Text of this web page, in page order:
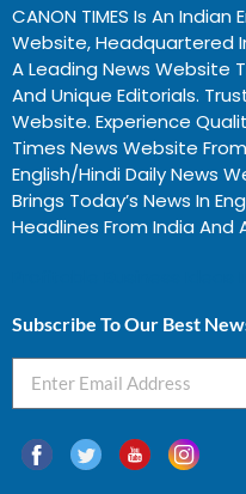
CANON TIMES Is An Indian
Website, Headquartered
A Leading News Website
And Unique Editorials.
Website. Experience
Times News Website
English/Hindi Daily News
Brings Today’s News In
Headlines From India And
Subscribe To Our Best